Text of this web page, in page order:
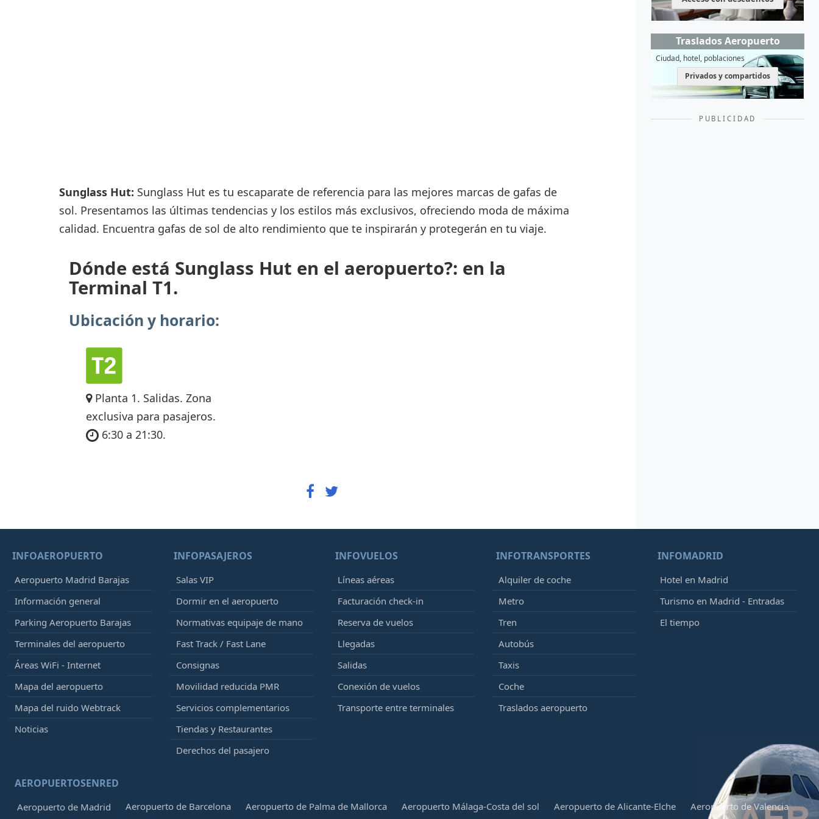
Sunglass Hut: Sunglass Hut es tu escaparate de referencia para las mejores marcas de gafas de
sol. Presentamos las últimas tendencias y los estilos más exclusivos, ofreciendo moda de máxima
calidad. Encuentra gafas de sol de alto rendimiento que te inspirarán y protegerán en tu viaje.
Dónde está Sunglass Hut en el aeropuerto?: en la
Terminal T1.
Ubicación y horario:
Planta 1. Salidas. Zona
exclusiva para pasajeros.
6:30 a 21:30.
Traslados Aeropuerto
Ciudad, hotel, poblaciones
Privados y compartidos
PUBLICIDAD
INFOAEROPUERTO
Aeropuerto Madrid Barajas
Información general
Parking Aeropuerto Barajas
Terminales del aeropuerto
Áreas WiFi - Internet
Mapa del aeropuerto
Mapa del ruido Webtrack
Noticias
INFOPASAJEROS
Salas VIP
Dormir en el aeropuerto
Normativas equipaje de mano
Fast Track / Fast Lane
Consignas
Movilidad reducida PMR
Servicios complementarios
Tiendas y Restaurantes
Derechos del pasajero
INFOVUELOS
Líneas aéreas
Facturación check-in
Reserva de vuelos
Llegadas
Salidas
Conexión de vuelos
Transporte entre terminales
INFOTRANSPORTES
Alquiler de coche
Metro
Tren
Autobús
Taxis
Coche
Traslados aeropuerto
INFOMADRID
Hotel en Madrid
Turismo en Madrid - Entradas
El tiempo
AEROPUERTOSENRED
Aeropuerto de Madrid Aeropuerto de Barcelona Aeropuerto de Palma de Mallorca Aeropuerto Málaga-Costa del sol Aeropuerto de Alicante-Elche Aeropuerto de Valencia